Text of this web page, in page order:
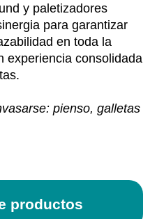
y paletizadores
para garantizar
en toda la
experiencia consolidada
pienso, galletas
productos